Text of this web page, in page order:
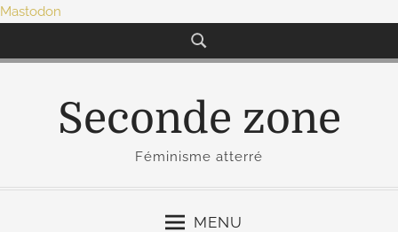
Mastodon
k
Seconde zone
Féminisme atterré
MENU